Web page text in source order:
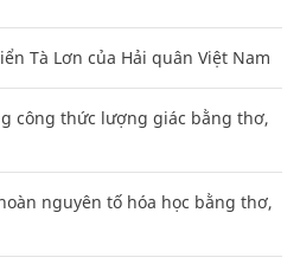
Tà Lơn của Hải quân Việt Nam
công thức lượng giác bằng thơ,
nguyên tố hóa học bằng thơ,